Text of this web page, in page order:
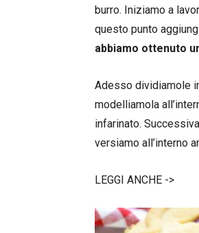
burro. Iniziamo a
questo punto
abbiamo ottenuto
Adesso dividiamole
modelliamola
infarinato.
versiamo all’interno
LEGGI ANCHE ->